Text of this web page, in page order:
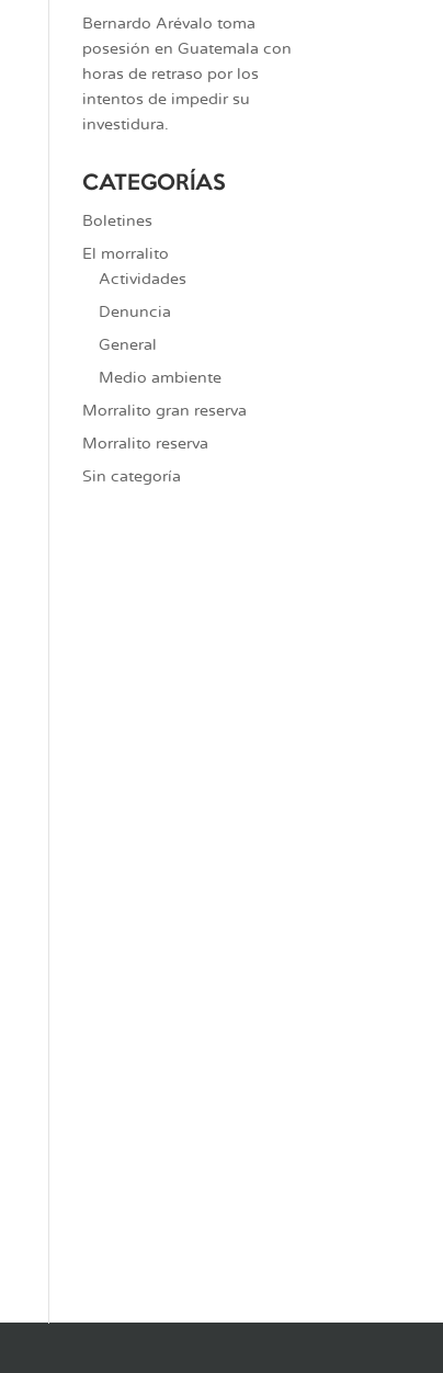
Bernardo Arévalo toma
posesión en Guatemala con
horas de retraso por los
intentos de impedir su
investidura.
CATEGORÍAS
Boletines
El morralito
Actividades
Denuncia
General
Medio ambiente
Morralito gran reserva
Morralito reserva
Sin categoría